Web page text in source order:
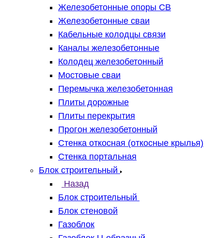
Железобетонные опоры СВ
Железобетонные сваи
Кабельные колодцы связи
Каналы железобетонные
Колодец железобетонный
Мостовые сваи
Перемычка железобетонная
Плиты дорожные
Плиты перекрытия
Прогон железобетонный
Стенка откосная (откосные крылья)
Стенка портальная
Блок строительный
Назад
Блок строительный
Блок стеновой
Газоблок